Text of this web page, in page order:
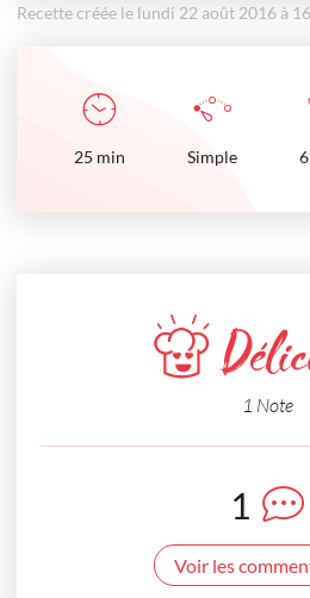
Recette créée le lundi 22 août 2016 à
25 min Simple
1 Note
1
Voir les